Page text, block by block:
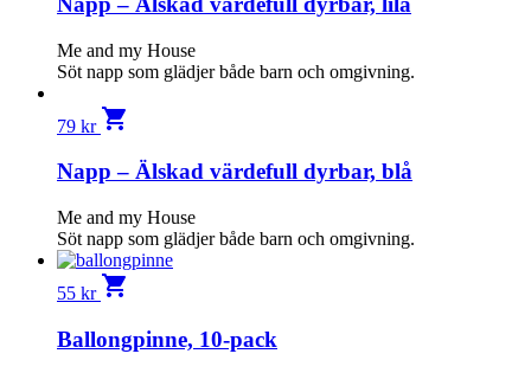
Me and my House
Söt napp som glädjer både barn och omgivning.
79 kr shopping_cart
Napp – Älskad värdefull dyrbar, blå
Me and my House
Söt napp som glädjer både barn och omgivning.
55 kr shopping_cart
Ballongpinne, 10-pack